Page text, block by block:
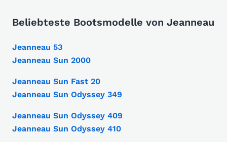
Beliebteste Bootsmodelle von Jeanneau
Jeanneau 53
Jeanneau Sun 2000
Jeanneau Sun Fast 20
Jeanneau Sun Odyssey 349
Jeanneau Sun Odyssey 409
Jeanneau Sun Odyssey 410